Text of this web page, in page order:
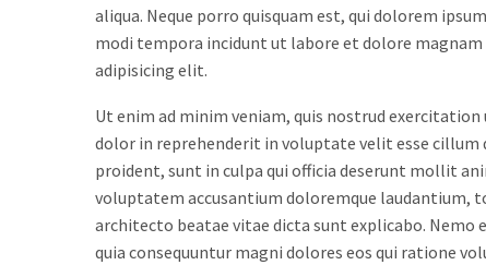
aliqua. Neque porro quisquam est, qui dolorem
modi tempora incidunt ut labore et dolore
adipisicing elit.
Ut enim ad minim veniam, quis nostrud
dolor in reprehenderit in voluptate velit esse
proident, sunt in culpa qui officia deserunt mollit
voluptatem accusantium doloremque laudantium,
architecto beatae vitae dicta sunt explicabo.
quia consequuntur magni dolores eos qui ratione